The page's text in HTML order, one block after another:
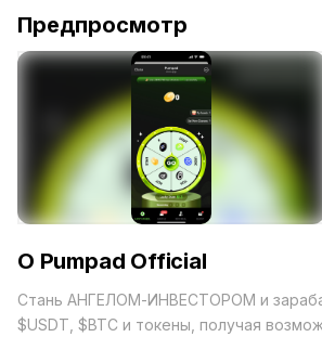
Предпросмотр
О Pumpad Official
Стань АНГЕЛОМ-ИНВЕСТОРОМ и
$USDT, $BTC и токены, получая